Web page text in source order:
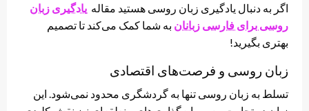
اگر به دنبال یادگیری زبان روسی هستید مقاله یادگیری زبان
روسی برای فارسی زبانان به شما کمک می‌کند تا تصمیم
بهتری بگیرید!
زبان روسی و فرصت‌های اقتصادی
تسلط به زبان روسی تنها به گردشگری محدود نمی‌شود. این